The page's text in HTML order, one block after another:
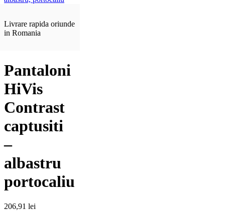
Livrare rapida oriunde
in Romania
Pantaloni
HiVis
Contrast
captusiti
–
albastru
portocaliu
206,91 lei